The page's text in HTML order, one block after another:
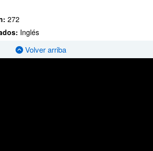
272
Inglés
Volver arriba